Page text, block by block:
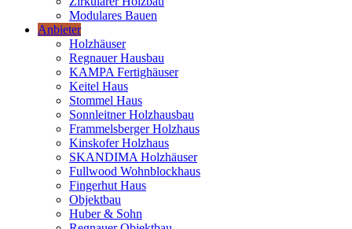
Modulares Bauen
Anbieter
Holzhäuser
Regnauer Hausbau
KAMPA Fertighäuser
Keitel Haus
Stommel Haus
Sonnleitner Holzhausbau
Frammelsberger Holzhaus
Kinskofer Holzhaus
SKANDIMA Holzhäuser
Fullwood Wohnblockhaus
Fingerhut Haus
Objektbau
Huber & Sohn